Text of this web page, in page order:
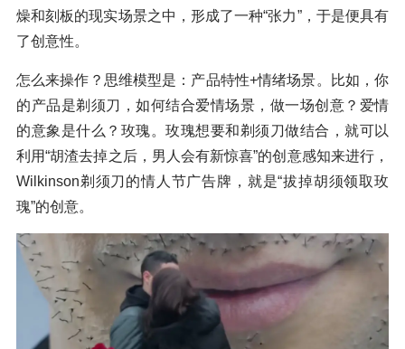
燥和刻板的现实场景之中，形成了一种“张力”，于是便具有
了创意性。
怎么来操作？思维模型是：产品特性+情绪场景。比如，你
的产品是剃须刀，如何结合爱情场景，做一场创意？爱情
的意象是什么？玫瑰。玫瑰想要和剃须刀做结合，就可以
利用“胡渣去掉之后，男人会有新惊喜”的创意感知来进行，
Wilkinson剃须刀的情人节广告牌，就是“拔掉胡须领取玫
瑰”的创意。